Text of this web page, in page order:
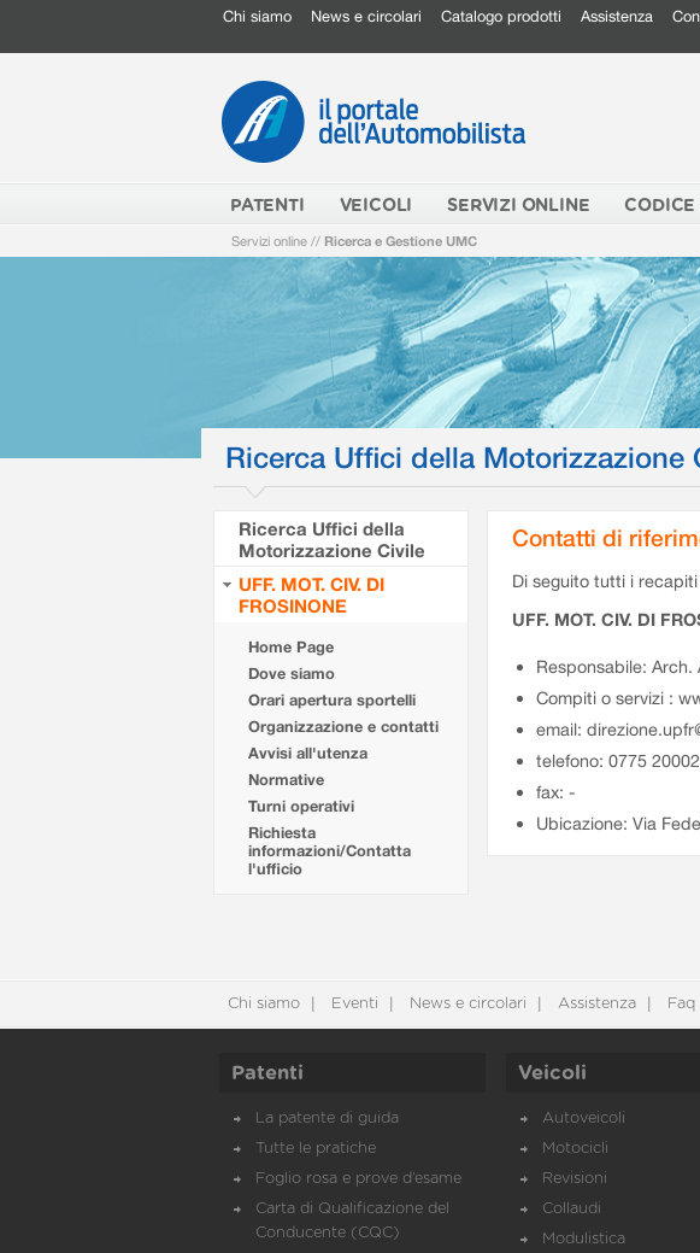
Chi siamo News e circolari Catalogo prodotti Assistenza
PATENTI VEICOLI SERVIZI ONLINE CODICE
Servizi online // Ricerca e Gestione UMC
Ricerca Uffici della Motorizzazione
Ricerca Uffici della
Motorizzazione Civile
UFF. MOT. CIV. DI
FROSINONE
Home Page
Dove siamo
Orari apertura sportelli
Organizzazione e contatti
Avvisi all'utenza
Normative
Turni operativi
Richiesta
informazioni/Contatta
l'ufficio
Contatti di
Di seguito tutti i
UFF. MOT. CIV. DI
Responsabile: Arch.
Compiti o servizi :
email:
telefono: 0775
fax: -
Ubicazione: Via
Chi siamo Eventi News e circolari Assistenza Faq
Patenti
La patente di guida
Tutte le pratiche
Foglio rosa e prove d’esame
Carta di Qualificazione del
Conducente (CQC)
Veicoli
Autoveicoli
Motocicli
Revisioni
Collaudi
Modulistica